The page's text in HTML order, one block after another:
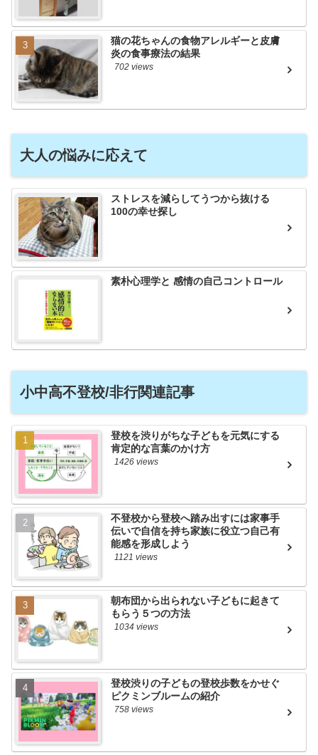
猫の花ちゃんの食物アレルギーと皮膚
炎の食事療法の結果
702 views
大人の悩みに応えて
ストレスを減らしてうつから抜ける
100の幸せ探し
素朴心理学と 感情の自己コントロール
小中高不登校/非行関連記事
登校を渋りがちな子どもを元気にする
肯定的な言葉のかけ方
1426 views
不登校から登校へ踏み出すには家事手
伝いで自信を持ち家族に役立つ自己有
能感を形成しよう
1121 views
朝布団から出られない子どもに起きて
もらう５つの方法
1034 views
登校渋りの子どもの登校歩数をかせぐ
ピクミンブルームの紹介
758 views